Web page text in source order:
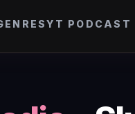
YT PODCAST